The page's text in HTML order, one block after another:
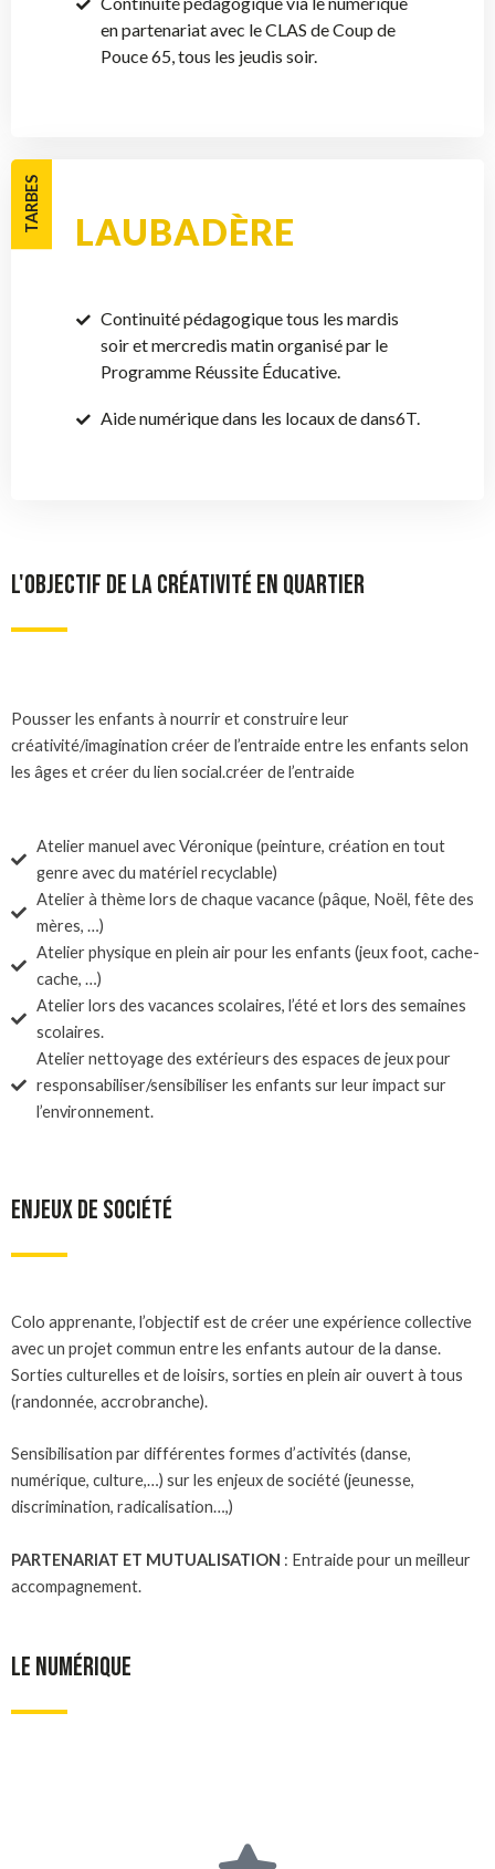
en partenariat avec le CLAS de Coup de
Pouce 65, tous les jeudis soir.
TARBES LAUBADÈRE
Continuité pédagogique tous les mardis
soir et mercredis matin organisé par le
Programme Réussite Éducative.
Aide numérique dans les locaux de dans6T.
L'OBJECTIF DE LA CRÉATIVITÉ EN QUARTIER
Pousser les enfants à nourrir et construire leur
créativité/imagination créer de l’entraide entre les enfants selon
les âges et créer du lien social.créer de l’entraide
Atelier manuel avec Véronique (peinture, création en tout
genre avec du matériel recyclable)
Atelier à thème lors de chaque vacance (pâque, Noël, fête des
mères, …)
Atelier physique en plein air pour les enfants (jeux foot, cache-
cache, …)
Atelier lors des vacances scolaires, l’été et lors des semaines
scolaires.
Atelier nettoyage des extérieurs des espaces de jeux pour
responsabiliser/sensibiliser les enfants sur leur impact sur
l’environnement.
ENJEUX DE SOCIÉTÉ
Colo apprenante, l’objectif est de créer une expérience collective
avec un projet commun entre les enfants autour de la danse.
Sorties culturelles et de loisirs, sorties en plein air ouvert à tous
(randonnée, accrobranche).
Sensibilisation par différentes formes d’activités (danse,
numérique, culture,…) sur les enjeux de société (jeunesse,
discrimination, radicalisation…,)
PARTENARIAT ET MUTUALISATION : Entraide pour un meilleur
accompagnement.
LE NUMÉRIQUE